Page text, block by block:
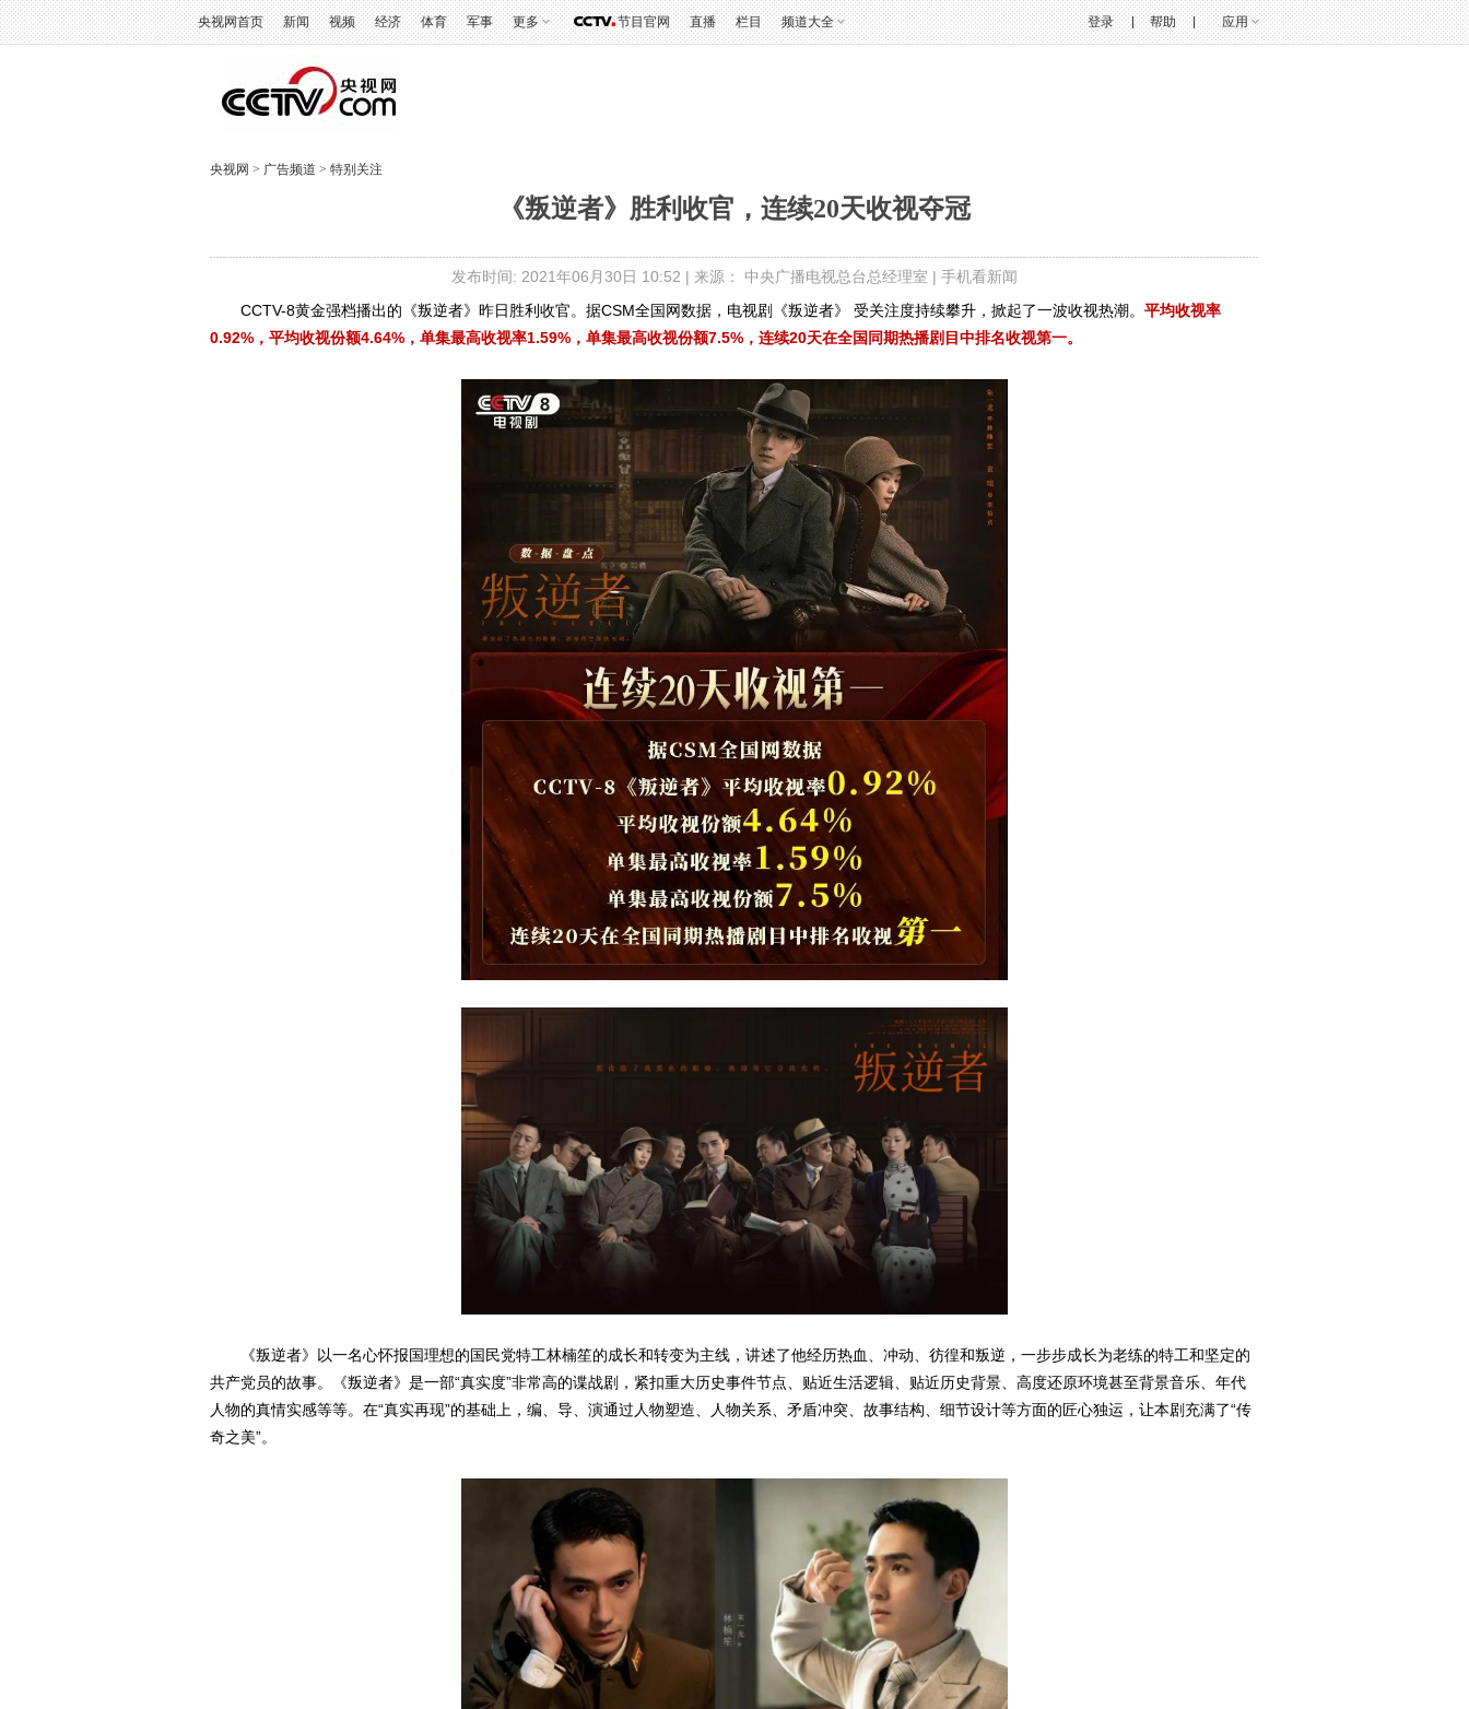
央视网首页 新闻 视频 经济 体育 军事 更多 节目官网 直播 栏目 频道大全 帮助 应用
登录
央视网 > 广告频道 > 特别关注
《叛逆者》胜利收官，连续20天收视夺冠
发布时间: 2021年06月30日 10:52 | 来源： 中央广播电视总台总经理室 | 手机看新闻
CCTV-8黄金强档播出的《叛逆者》昨日胜利收官。据CSM全国网数据，电视剧《叛逆者》 受关注度持续攀升，掀起了一波收视热潮。 平均收视率
0.92%，平均收视份额4.64%，单集最高收视率1.59%，单集最高收视份额7.5%，连续20天在全国同期热播剧目中排名收视第一。
《叛逆者》以一名心怀报国理想的国民党特工林楠笙的成长和转变为主线，讲述了他经历热血、冲动、彷徨和叛逆，一步步成长为老练的特工和坚定的
共产党员的故事。《叛逆者》是一部“真实度”非常高的谍战剧，紧扣重大历史事件节点、贴近生活逻辑、贴近历史背景、高度还原环境甚至背景音乐、年代
人物的真情实感等等。在“真实再现”的基础上，编、导、演通过人物塑造、人物关系、矛盾冲突、故事结构、细节设计等方面的匠心独运，让本剧充满了“传
奇之美”。